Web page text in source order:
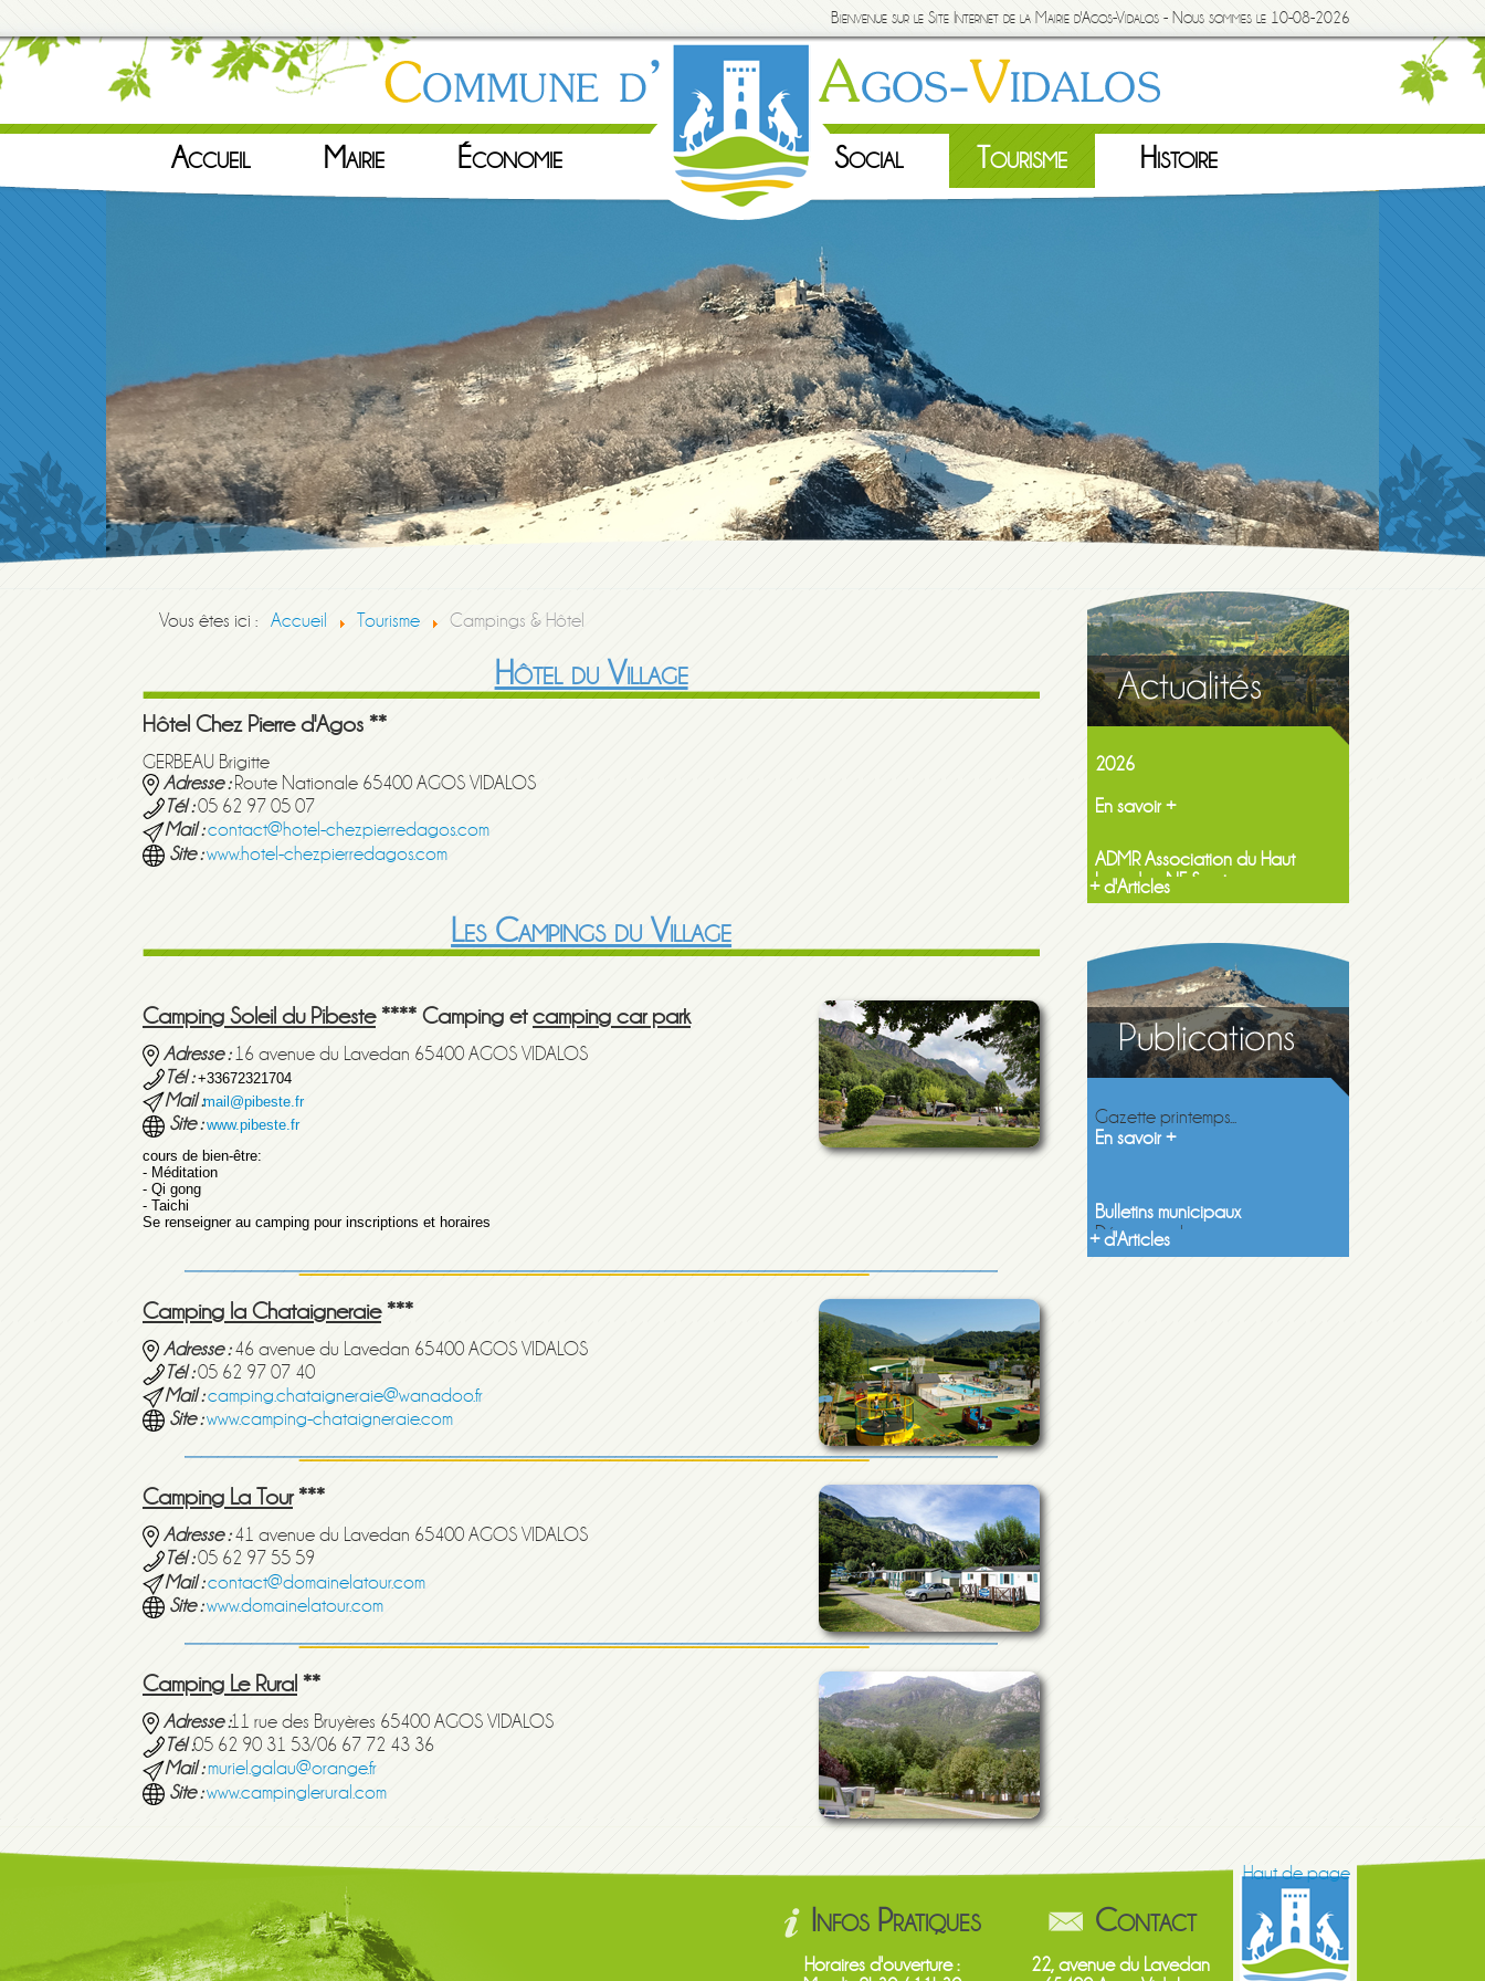
Bienvenue sur le Site Internet de la Mairie d'Agos-Vidalos - Nous sommes le 10-08-2026
Accueil Mairie Économie Social Tourisme Histoire
Vous êtes ici : Accueil Tourisme Campings & Hôtel
Hôtel du Village
Hôtel Chez Pierre d'Agos **
GERBEAU Brigitte
Adresse :Route Nationale 65400 AGOS VIDALOS
Tél :05 62 97 05 07
Mail : contact@hotel-chezpierredagos.com
Site : www.hotel-chezpierredagos.com
Les Campings du Village
Camping Soleil du Pibeste**** Camping etcamping car park
Adresse :16 avenue du Lavedan 65400 AGOS VIDALOS
Tél : +33672321704
Mail :mail@pibeste.fr
Site : www.pibeste.fr
cours de bien-être:
- Méditation
- Qi gong
- Taichi
Se renseigner au camping pour inscriptions et horaires
Camping la Chataigneraie***
Adresse :46 avenue du Lavedan 65400 AGOS VIDALOS
Tél :05 62 97 07 40
Mail : camping.chataigneraie@wanadoo.fr
Site : www.camping-chataigneraie.com
Camping La Tour***
Adresse :41 avenue du Lavedan 65400 AGOS VIDALOS
Tél : 05 62 97 55 59
Mail : contact@domainelatour.com
Site : www.domainelatour.com
Camping Le Rural **
Adresse :11 rue des Bruyères 65400 AGOS VIDALOS
Tél :05 62 90 31 53/06 67 72 43 36
Mail : muriel.galau@orange.fr
Site : www.campinglerural.com
Maison de la famille itinerante
2026
Lavedan NF Services
En savoir +
+ d'Articles
Gazette printemps 2026
Gazette printemps...
En savoir +
Bulletins municipaux
+ d'Articles
Haut de page
Contact
22, avenue du Lavedan
Infos Pratiques
Horaires d'ouverture :